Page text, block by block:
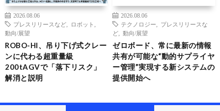
2026.08.06
プレスリリースなど
ロボット
動向/展望
ROBO-HI、吊り下げ式クレー
ンに代わる超重量級
200tAGVで「落下リスク」
解消と説明
2026.08.06
テクノロジー
プレスリリースな
ど
動向/展望
ゼロボード、常に最新の情報
共有が可能な“動的サプライヤ
ー管理”実現する新システムの
提供開始へ